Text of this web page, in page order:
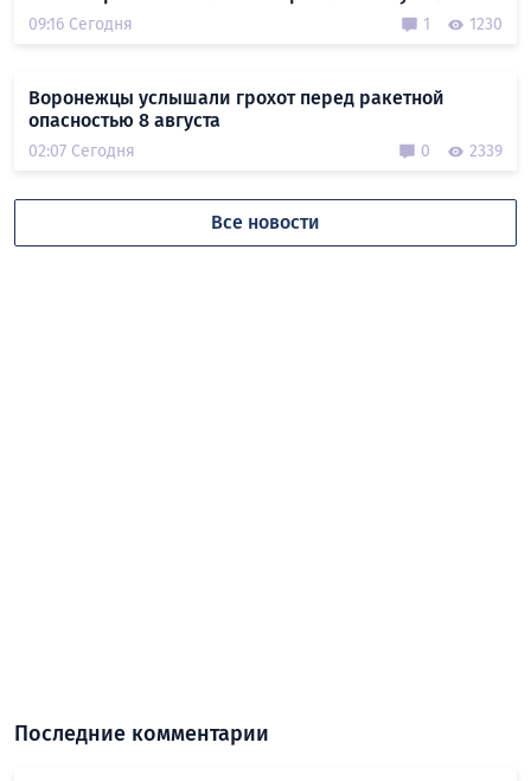
09:16 Сегодня 1 1230
Воронежцы услышали грохот перед ракетной
опасностью 8 августа
02:07 Сегодня 0 2339
Все новости
Последние комментарии